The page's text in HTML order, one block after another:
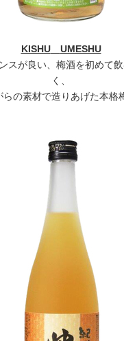
KISHU
UMESHU
スが良い、梅酒を初めて
く、
らの素材で造りあげた本格